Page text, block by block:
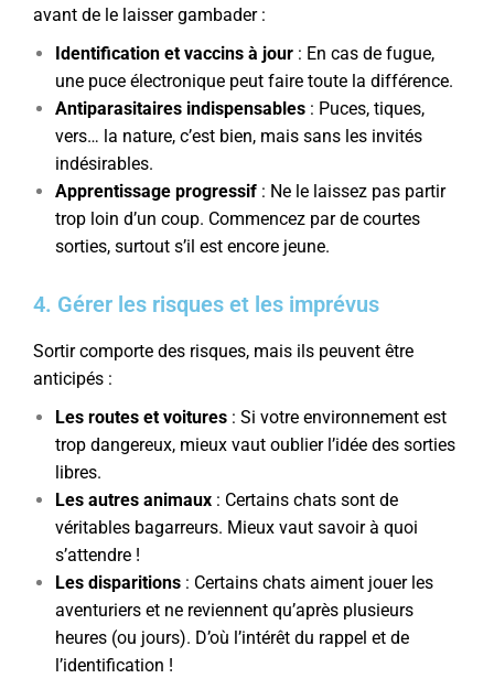
avant de le laisser gambader :
Identification et vaccins à jour : En cas de fugue,
une puce électronique peut faire toute la différence.
Antiparasitaires indispensables : Puces, tiques,
vers… la nature, c’est bien, mais sans les invités
indésirables.
Apprentissage progressif : Ne le laissez pas partir
trop loin d’un coup. Commencez par de courtes
sorties, surtout s’il est encore jeune.
4. Gérer les risques et les imprévus
Sortir comporte des risques, mais ils peuvent être
anticipés :
Les routes et voitures : Si votre environnement est
trop dangereux, mieux vaut oublier l’idée des sorties
libres.
Les autres animaux : Certains chats sont de
véritables bagarreurs. Mieux vaut savoir à quoi
s’attendre !
Les disparitions : Certains chats aiment jouer les
aventuriers et ne reviennent qu’après plusieurs
heures (ou jours). D’où l’intérêt du rappel et de
l’identification !